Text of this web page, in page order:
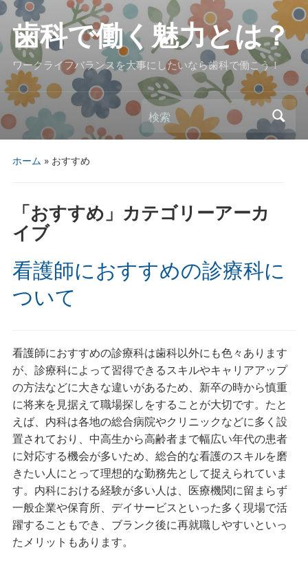
歯科で働く魅力とは？
ワークライフバランスを大事にしたいなら歯科で働こう！
検索
ホーム » おすすめ
「 おすすめ 」カテゴリーアーカ
イブ
看護師におすすめの診療科に
ついて
看護師におすすめの診療科は歯科以外にも色々あります
が、診療科によって習得できるスキルやキャリアアップ
の方法などに大きな違いがあるため、新卒の時から慎重
に将来を見据えて職場探しをすることが大切です。たと
えば、内科は各地の総合病院やクリニックなどに多く設
置されており、中高生から高齢者まで幅広い年代の患者
に対応する機会が多いため、総合的な看護のスキルを磨
きたい人にとって理想的な勤務先として捉えられていま
す。内科における経験が多い人は、医療機関に留まらず
一般企業や保育所、デイサービスといった多く現場で活
躍することもでき、ブランク後に再就職しやすいといっ
たメリットもあります。